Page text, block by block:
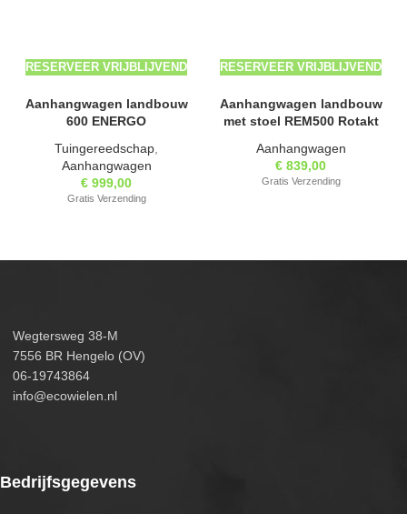
RESERVEER VRIJBLIJVEND
Aanhangwagen landbouw
600 ENERGO
Tuingereedschap
Aanhangwagen
€ 999,00
Gratis Verzending
RESERVEER VRIJBLIJVEND
Aanhangwagen landbouw
met stoel REM500 Rotakt
Aanhangwagen
€ 839,00
Gratis Verzending
Wegtersweg 38-M
7556 BR Hengelo (OV)
06-19743864
info@ecowielen.nl
Bedrijfsgegevens